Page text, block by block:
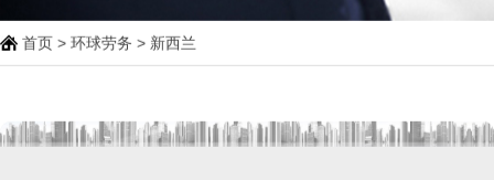
首页 > 环球劳务 > 新西兰